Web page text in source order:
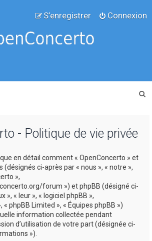
Connexion
S’enregistrer
- Politique de vie privée
en détail comment « OpenConcerto » et
(désignés ci-après par « nous », « notre »,
»,
forum ») et phpBB (désigné ci-
», « leur », « logiciel phpBB »,
« phpBB Limited », « Équipes phpBB »)
information collectée pendant
d’utilisation de votre part (désignée ci-
»).